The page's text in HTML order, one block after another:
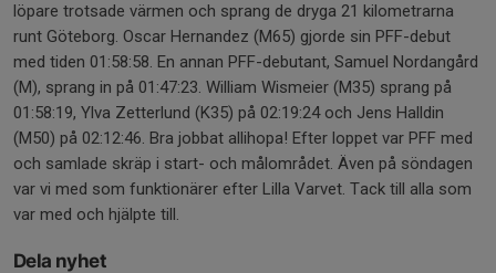
löpare trotsade värmen och sprang de dryga 21 kilometrarna
runt Göteborg. Oscar Hernandez (M65) gjorde sin PFF-debut
med tiden 01:58:58. En annan PFF-debutant, Samuel Nordangård
(M), sprang in på 01:47:23. William Wismeier (M35) sprang på
01:58:19, Ylva Zetterlund (K35) på 02:19:24 och Jens Halldin
(M50) på 02:12:46. Bra jobbat allihopa! Efter loppet var PFF med
och samlade skräp i start- och målområdet. Även på söndagen
var vi med som funktionärer efter Lilla Varvet. Tack till alla som
var med och hjälpte till.
Dela nyhet